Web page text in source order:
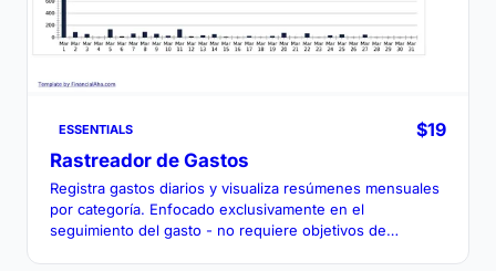
ESSENTIALS
$19
Rastreador de Gastos
Registra gastos diarios y visualiza resúmenes mensuales
por categoría. Enfocado exclusivamente en el
seguimiento del gasto - no requiere objetivos de